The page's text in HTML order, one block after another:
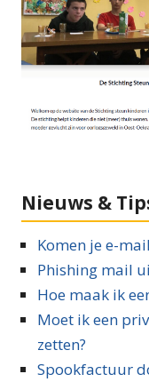
Nieuws &
Komen je e-
Phishing mail
Hoe maak ik
Moet ik een
zetten?
Spookfactuur